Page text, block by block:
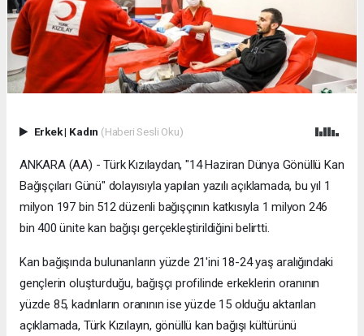
Erkek| Kadın (Haberi Sesli Oku)
ANKARA (AA) - Türk Kızılaydan, "14 Haziran Dünya Gönüllü Kan
Bağışçıları Günü" dolayısıyla yapılan yazılı açıklamada, bu yıl 1
milyon 197 bin 512 düzenli bağışçının katkısıyla 1 milyon 246
bin 400 ünite kan bağışı gerçekleştirildiğini belirtti.
Kan bağışında bulunanların yüzde 21'ini 18-24 yaş aralığındaki
gençlerin oluşturduğu, bağışçı profilinde erkeklerin oranının
yüzde 85, kadınların oranının ise yüzde 15 olduğu aktarılan
açıklamada, Türk Kızılayın, gönüllü kan bağışı kültürünü